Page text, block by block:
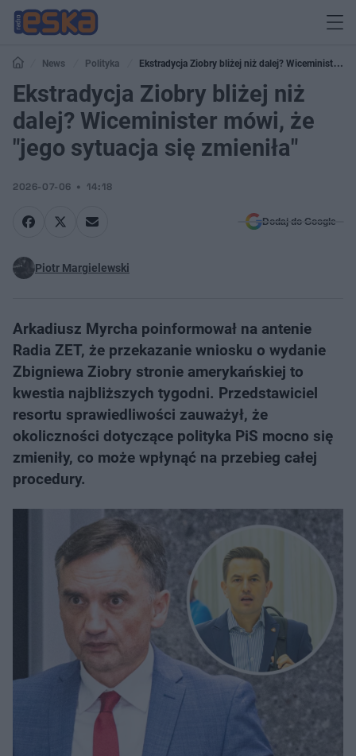
News Polityka
Ekstradycja Ziobry bliżej niż dalej? Wiceminister
mówi, że "jego sytuacja się zmieniła"
Ekstradycja Ziobry bliżej niż
dalej? Wiceminister mówi, że
"jego sytuacja się zmieniła"
2026-07-06 14:18
Dodaj do Google
Piotr Margielewski
Arkadiusz Myrcha poinformował na antenie
Radia ZET, że przekazanie wniosku o wydanie
Zbigniewa Ziobry stronie amerykańskiej to
kwestia najbliższych tygodni. Przedstawiciel
resortu sprawiedliwości zauważył, że
okoliczności dotyczące polityka PiS mocno się
zmieniły, co może wpłynąć na przebieg całej
procedury.